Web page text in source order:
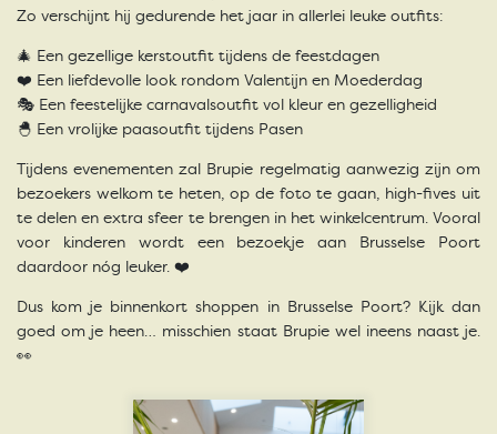
Zo verschijnt hij gedurende het jaar in allerlei leuke outfits:
🎄 Een gezellige kerstoutfit tijdens de feestdagen
❤️ Een liefdevolle look rondom Valentijn en Moederdag
🎭 Een feestelijke carnavalsoutfit vol kleur en gezelligheid
🐣 Een vrolijke paasoutfit tijdens Pasen
Tijdens evenementen zal Brupie regelmatig aanwezig zijn om
bezoekers welkom te heten, op de foto te gaan, high-fives uit
te delen en extra sfeer te brengen in het winkelcentrum. Vooral
voor kinderen wordt een bezoekje aan Brusselse Poort
daardoor nóg leuker. ❤️
Dus kom je binnenkort shoppen in Brusselse Poort? Kijk dan
goed om je heen… misschien staat Brupie wel ineens naast je.
👀